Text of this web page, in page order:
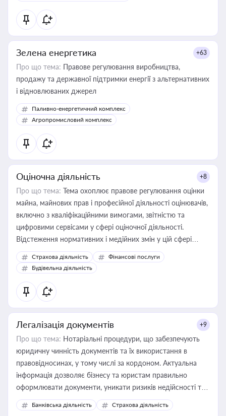
Зелена енергетика +63
Про що тема: Правове регулювання виробництва,
продажу та державної підтримки енергії з альтернативних
і відновлюваних джерел
Паливно-енергетичний комплекс
Агропромисловий комплекс
Оціночна діяльність +8
Про що тема: Тема охоплює правове регулювання оцінки
майна, майнових прав і професійної діяльності оцінювачів,
включно з кваліфікаційними вимогами, звітністю та
цифровими сервісами у сфері оціночної діяльності.
Відстеження нормативних і медійних змін у цій сфері
корисне для власника бізнесу, керівника, юриста або
бухгалтера під час оподаткування, приватизації, оренди
державного майна, корпоративних угод і перевірки
статусу суб'єктів оціночної діяльності
Страхова діяльність
Фінансові послуги
Будівельна діяльність
Легалізація документів +9
Про що тема: Нотаріальні процедури, що забезпечують
юридичну чинність документів та їх використання в
правовідносинах, у тому числі за кордоном. Актуальна
інформація дозволяє бізнесу та юристам правильно
оформлювати документи, уникати ризиків недійсності та
забезпечувати їх належне прийняття органами влади та
контрагентами
Банківська діяльність Страхова діяльність